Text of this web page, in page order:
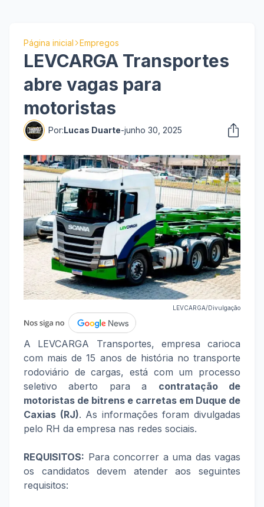
Página inicial Empregos
LEVCARGA Transportes
abre vagas para
motoristas
Por:Lucas Duarte-junho 30, 2025
LEVCARGA/Divulgação
A LEVCARGA Transportes, empresa carioca
com mais de 15 anos de história no transporte
rodoviário de cargas, está com um processo
seletivo aberto para a contratação de
motoristas de bitrens e carretas em Duque de
Caxias (RJ). As informações foram divulgadas
pelo RH da empresa nas redes sociais.
REQUISITOS: Para concorrer a uma das vagas
os candidatos devem atender aos seguintes
requisitos: